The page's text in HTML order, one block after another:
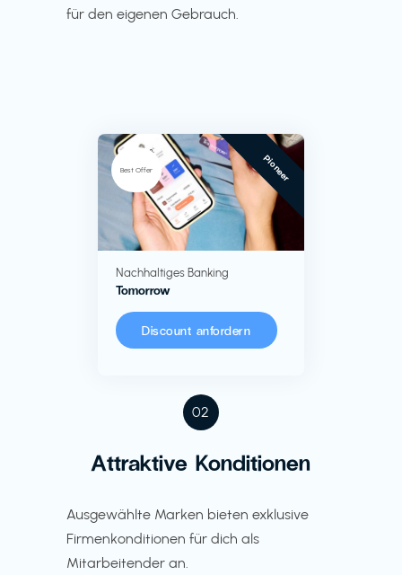
für den eigenen Gebrauch.
02
Attraktive Konditionen
Ausgewählte Marken bieten exklusive
Firmenkonditionen für dich als
Mitarbeitender an.
Best Offer Pioneer
Nachhaltiges Banking
Tomorrow
Discount anfordern